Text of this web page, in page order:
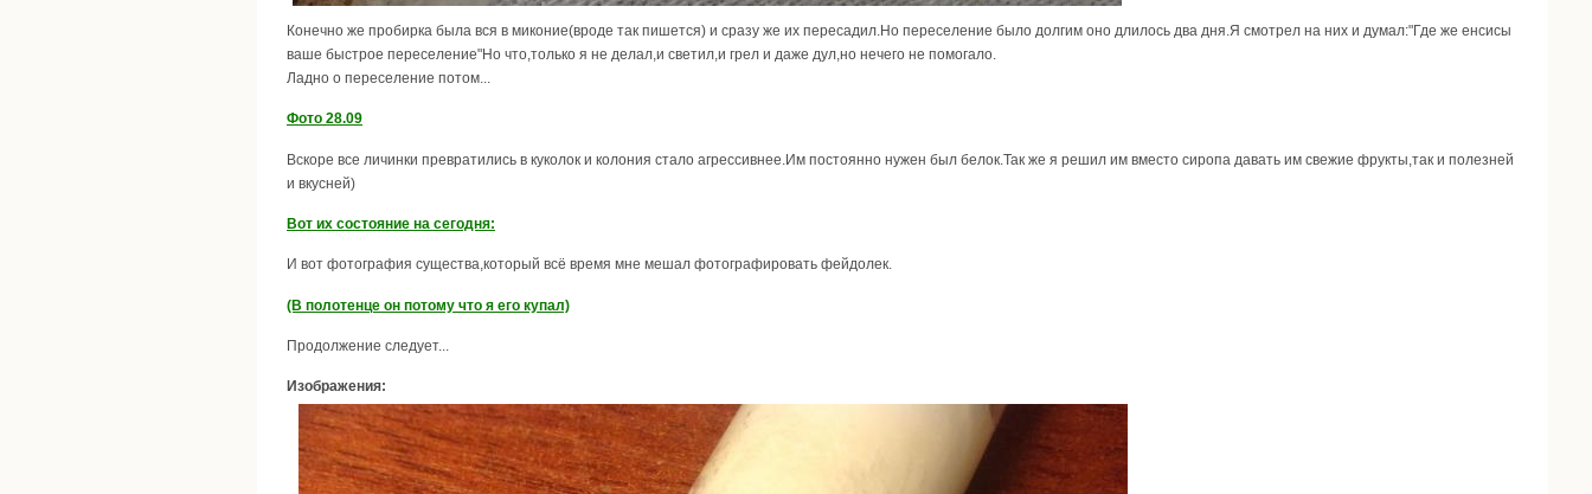
Конечно же пробирка была вся в миконие(вроде так пишется) и сразу же их пересадил.Но переселение было долгим оно длилось два дня.Я смотрел на них и думал:"Где же енсисы
ваше быстрое переселение"Но что,только я не делал,и светил,и грел и даже дул,но нечего не помогало.
Ладно о переселение потом...
Фото 28.09
Вскоре все личинки превратились в куколок и колония стало агрессивнее.Им постоянно нужен был белок.Так же я решил им вместо сиропа давать им свежие фрукты,так и полезней
и вкусней)
Вот их состояние на сегодня:
И вот фотография существа,который всё время мне мешал фотографировать фейдолек.
(В полотенце он потому что я его купал)
Продолжение следует...
Изображения: